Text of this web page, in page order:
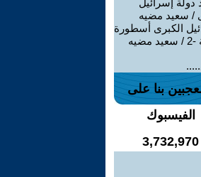
دولة إسرائيل
/ سعيد مضيه
الكبرى أسطورة
بنا على
الفيسبوك
3,732,970